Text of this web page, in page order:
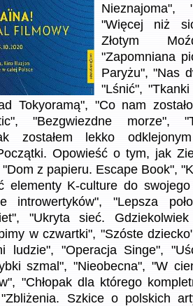
Nieznajoma",
"Więcej niż
Złotym
"Zapomniana
Paryżu", "Nas
"Lśnić",
Tokyoramą", "Co nam
"Bezgwiezdne morze",
zostałem lekko
Opowieść o tym, jak
z papieru. Escape Book",
elementy K-culture do
introwertyków", "Lepsza
"Ukryta sieć.
w czwartki", "Szóste
ludzie", "Operacja Singe",
szmal", "Nieobecna", "W
"Chłopak dla którego
Szkice o polskich